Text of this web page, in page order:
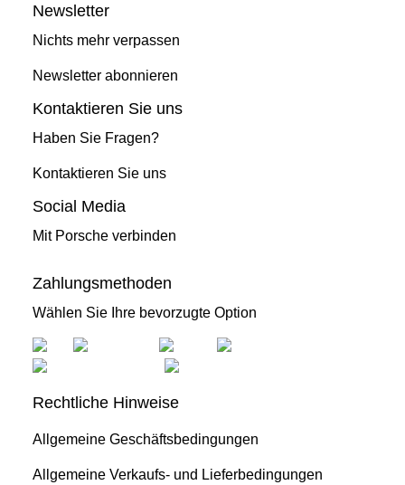
Newsletter
Nichts mehr verpassen
Newsletter abonnieren
Kontaktieren Sie uns
Haben Sie Fragen?
Kontaktieren Sie uns
Social Media
Mit Porsche verbinden
Zahlungsmethoden
Wählen Sie Ihre bevorzugte Option
Rechtliche Hinweise
Allgemeine Geschäftsbedingungen
Allgemeine Verkaufs- und Lieferbedingungen